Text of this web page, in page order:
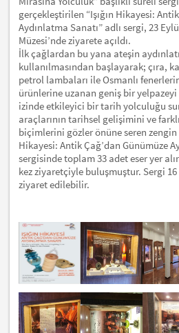
gerçekleştirilen “Işığın Hikayesi:
Aydınlatma Sanatı” adlı sergi, 23
Müzesi’nde ziyarete açıldı.
İlk çağlardan bu yana ateşin
kullanılmasından başlayarak; çıra,
petrol lambaları ile Osmanlı
ürünlerine uzanan geniş bir yelpazeyi
izinde etkileyici bir tarih yolculuğu
araçlarının tarihsel gelişimini ve
biçimlerini gözler önüne seren zengin
Hikayesi: Antik Çağ’dan Günümüze
sergisinde toplam 33 adet eser yer
kez ziyaretçiyle buluşmuştur. Sergi
ziyaret edilebilir.